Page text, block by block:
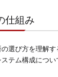
仕組み
選び方を理解
テム構成につい